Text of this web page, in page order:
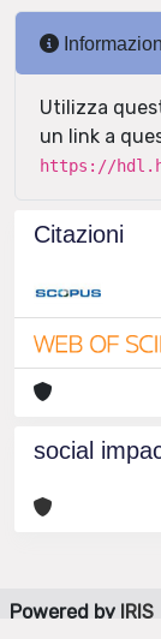
Utilizza
un link a
https://
Citazioni
social
Powered by IRIS